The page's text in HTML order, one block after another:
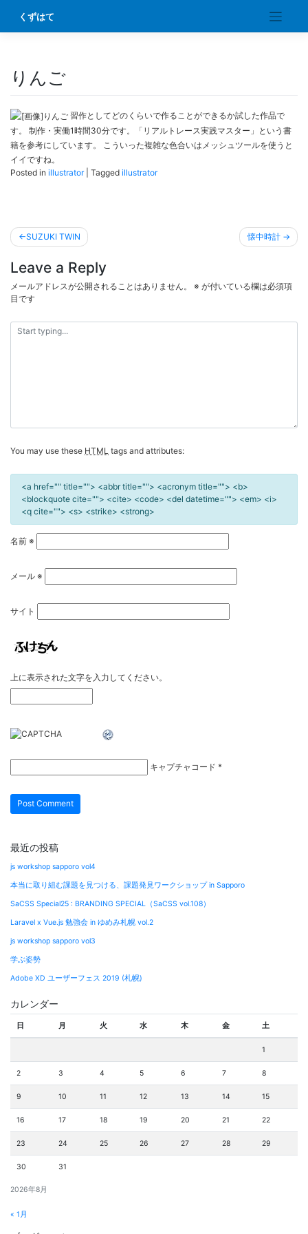
content
くずはて
りんご
習作としてどのくらいで作ることができるか試した作品で
す。 制作・実働1時間30分です。「リアルトレース実践マスター」という書
籍を参考にしています。 こういった複雑な色合いはメッシュツールを使うと
イイですね。
Posted in illustrator| Tagged illustrator
投
稿
ナ
ビ
ゲ
ー
シ
SUZUKI TWIN 懐中時計
Leave a Reply
メールアドレスが公開されることはありません。 ※ が付いている欄は必須項
目です
You may use these HTML tags and attributes:
<a href="" title=""> <abbr title=""> <acronym title=""> <b>
<blockquote cite=""> <cite> <code> <del datetime=""> <em> <i>
<q cite=""> <s> <strike> <strong>
名前 ※
メール ※
サイト
上に表示された文字を入力してください。
キャプチャコード *
最近の投稿
js workshop sapporo vol4
本当に取り組む課題を見つける、課題発見ワークショップ in Sapporo
SaCSS Special25 : BRANDING SPECIAL（SaCSS vol.108）
Laravel x Vue.js 勉強会 in ゆめみ札幌 vol.2
js workshop sapporo vol3
学ぶ姿勢
Adobe XD ユーザーフェス 2019 (札幌)
カレンダー
2026年8月
日 月 火 水 木 金 土
1
2 3 4 5 6 7 8
9 10 11 12 13 14 15
16 17 18 19 20 21 22
23 24 25 26 27 28 29
30 31
« 1月